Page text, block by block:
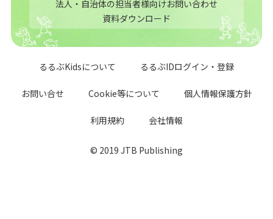
法人・自治体の担当者様向けお問い合わせ
資料ダウンロード
るるぶKidsについて るるぶIDログイン・登録
お問い合せ Cookie等について 個人情報保護方針
利用規約 会社情報
© 2019 JTB Publishing